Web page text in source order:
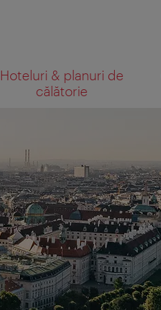
Hoteluri & planuri de
călătorie